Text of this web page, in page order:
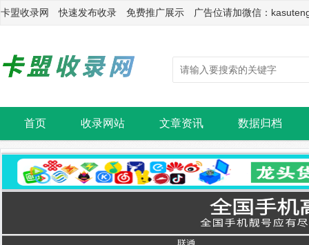
卡盟收录网 快速发布收录 免费推广展示 广告位请加微信：
首页 收录网站 文章资讯 数据归档